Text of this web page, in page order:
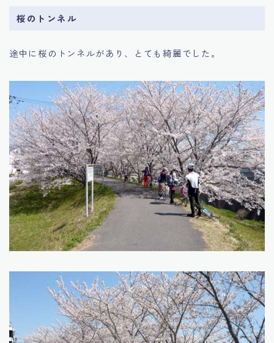
桜のトンネル
途中に桜のトンネルがあり、とても綺麗でした。